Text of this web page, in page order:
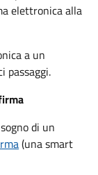
elettronica alla
a un
passaggi.
di un
(una smart